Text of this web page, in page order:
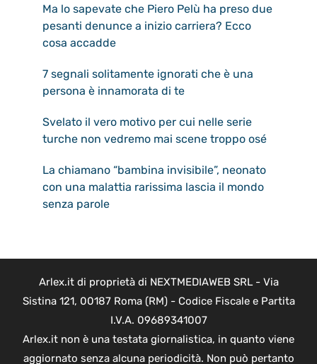
Ma lo sapevate che Piero Pelù ha preso due
pesanti denunce a inizio carriera? Ecco
cosa accadde
7 segnali solitamente ignorati che è una
persona è innamorata di te
Svelato il vero motivo per cui nelle serie
turche non vedremo mai scene troppo osé
La chiamano “bambina invisibile”, neonato
con una malattia rarissima lascia il mondo
senza parole
Arlex.it di proprietà di NEXTMEDIAWEB SRL - Via
Sistina 121, 00187 Roma (RM) - Codice Fiscale e Partita
I.V.A. 09689341007
Arlex.it non è una testata giornalistica, in quanto viene
aggiornato senza alcuna periodicità. Non può pertanto